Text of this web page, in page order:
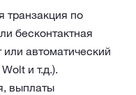
транзакция по
бесконтактная
или автоматический
и т.д.).
выплаты